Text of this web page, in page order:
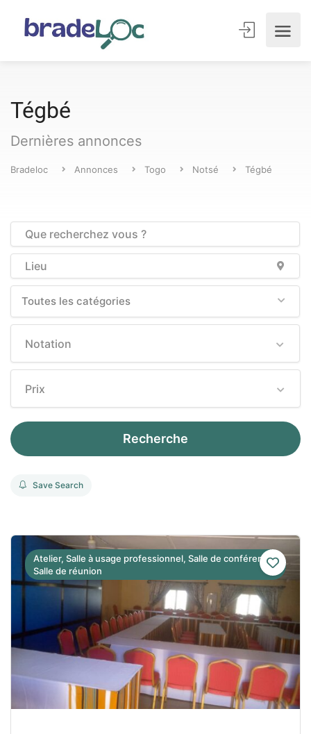
Tégbé
Dernières annonces
Bradeloc Annonces Togo Notsé Tégbé
Toutes les catégories
Notation
Prix
Recherche
Save Search
Atelier, Salle à usage professionnel, Salle de conférence,
Salle de réunion